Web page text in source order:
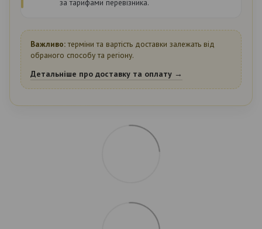
Важливо:терміни та вартість доставки залежать від
обраного способу та регіону.
Детальніше про доставку та оплату →